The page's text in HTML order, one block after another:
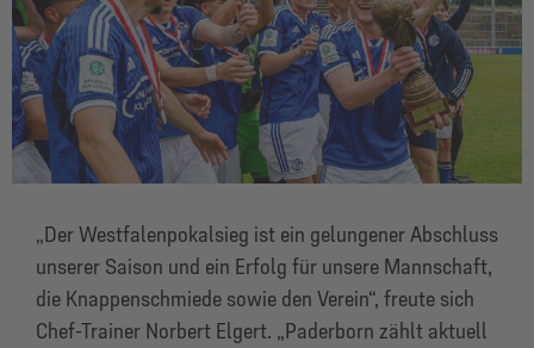
„Der Westfalenpokalsieg ist ein gelungener Abschluss
unserer Saison und ein Erfolg für unsere Mannschaft,
die Knappenschmiede sowie den Verein“, freute sich
Chef-Trainer Norbert Elgert. „Paderborn zählt aktuell